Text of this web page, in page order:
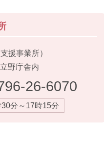
援事業所）
野庁舎内
26-6070
分～17時15分